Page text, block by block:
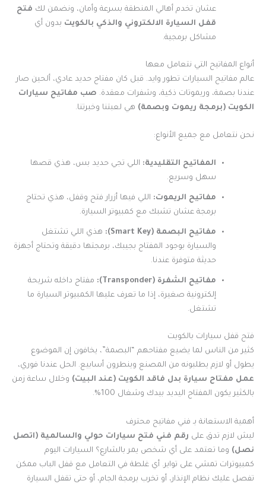
عشان تخدم أهالي المنطقة بسرعة وأمان، ونضمن لك فتح
قفل السيارة الالكتروني والذكي بالكويت بدون أي
مشاكل برمجية.
أنواع المفاتيح التي نتعامل معها
عالم مفاتيح السيارات تطور وايد. قبل كان مفتاح حديد عادي، ألحين صار
عندنا بصمة، وريموتات ذكية، وشفرات معقدة. صب مفاتيح سيارات
الكويت (برمجة ريموت وبصمة) هي لعبتنا وخبرتنا.
نحن نتعامل مع جميع الأنواع:
المفاتيح التقليدية: اللي تجي حديد بس، هذي قصها
سهل وسريع.
مفاتيح الريموت: اللي فيها أزرار فتح وقفل، هذي تحتاج
برمجة عشان تشبك مع كمبيوتر السيارة.
مفاتيح البصمة (Smart Key):
هذي اللي تشتغل
والسيارة بوجود المفتاح بجيبك، برمجتها دقيقة وتحتاج أجهزة
حديثة متوفرة عندنا.
مفاتيح الشفرة (Transponder):
مفتاح داخله شريحة
إلكترونية صغيرة، إذا ما تعرف عليها الكمبيوتر السيارة ما
تشتغل.
فتح قفل سيارات بالكويت
كثير من الناس لما يضيع مفتاحهم “البصمة”، يخافون إن الموضوع
يطول أو لازم يطلبونه من المصنع وينطرون أسابيع. الحل عندنا فوري،
عمل مفتاح سيارة بدل فاقد الكويت (عند البيت) وخلال ساعة زمن
بالكثير يكون المفتاح اليديد بيدك وشغال 100%.
أهمية الاستعانة بـ فني مفاتيح محترف
ليش لازم تدق على رقم فني فتح سيارات حولي والسالمية (اتصل
نصل) وما تعتمد على أي شخص يمر بالشارع؟ السيارات اليوم
كمبيوترات تمشي على تواير. أي غلطة في التعامل مع قفل الباب ممكن
تفصل عليك نظام الإنذار، أو تخرب برمجة الجام، أو حتى تقفل السيارة